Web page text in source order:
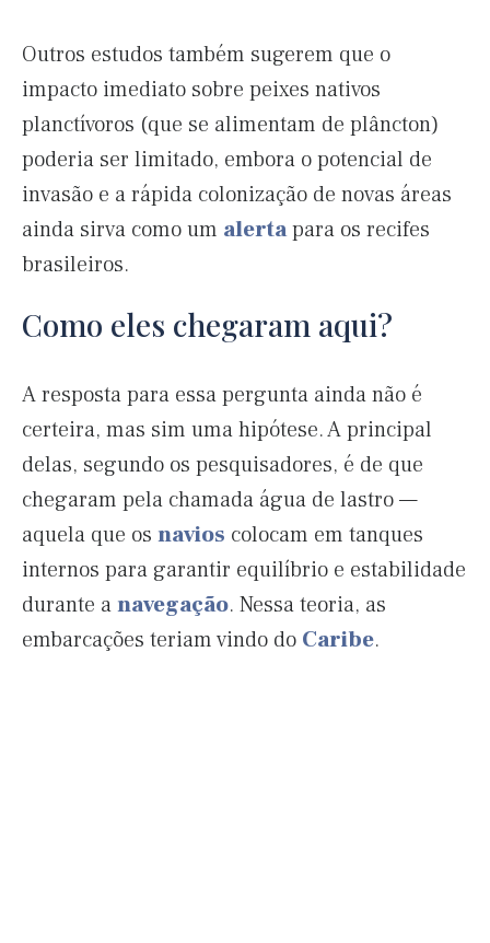
Outros estudos também sugerem que o
impacto imediato sobre peixes nativos
planctívoros (que se alimentam de plâncton)
poderia ser limitado, embora o potencial de
invasão e a rápida colonização de novas áreas
ainda sirva como um alertapara os recifes
brasileiros.
Como eles chegaram aqui?
A resposta para essa pergunta ainda não é
certeira, mas sim uma hipótese. A principal
delas, segundo os pesquisadores, é de que
chegaram pela chamada água de lastro —
aquela que os navios colocam em tanques
internos para garantir equilíbrio e estabilidade
durante anavegação. Nessa teoria, as
embarcações teriam vindo do Caribe.